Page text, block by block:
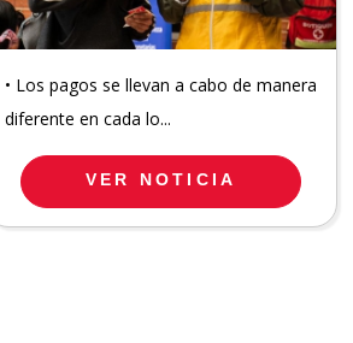
• Los pagos se llevan a cabo de manera
diferente en cada lo...
VER NOTICIA